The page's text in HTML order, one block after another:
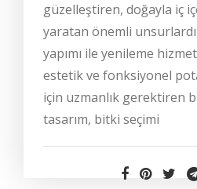
güzelleştiren, doğayla iç
yaratan önemli
yapımı ile yenileme
estetik ve fonksiyonel
için uzmanlık gerektiren
tasarım, bitki seçimi